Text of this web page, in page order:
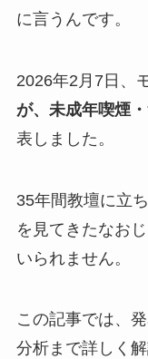
に言うんです。
2026年2月7日、
が、未成年喫煙
表しました。
35年間教壇に立
を見てきたなお
いられません。
この記事では、
分析まで詳しく解